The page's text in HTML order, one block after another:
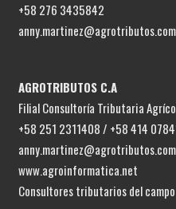
+58 276 3435842
AGROTRIBUTOS C.A
Filial Consultoría Tributaria
+58 251 2311408 / +58 414
www.agroinformatica.net
Consultores tributarios del